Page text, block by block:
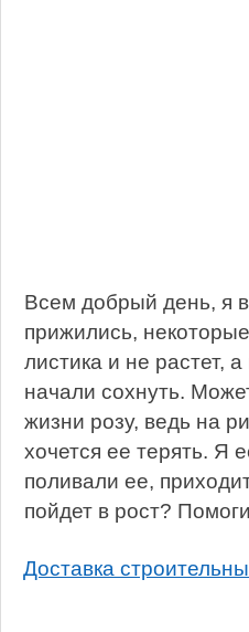
Всем добрый день, я
прижились,
листика и не растет,
начали сохнуть.
жизни розу, ведь на
хочется ее терять. Я
поливали ее,
пойдет в рост?
Доставка